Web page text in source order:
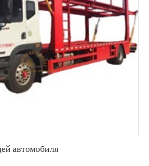
автомобиля